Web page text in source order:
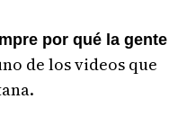
por qué la gente
de los videos que